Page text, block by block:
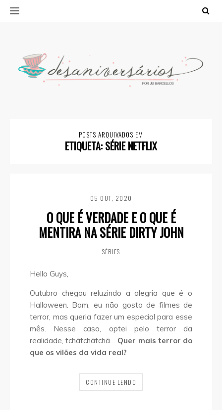
POSTS ARQUIVADOS EM
ETIQUETA: SÉRIE NETFLIX
05 OUT, 2020
O QUE É VERDADE E O QUE É
MENTIRA NA SÉRIE DIRTY JOHN
SÉRIES
Hello Guys,
Outubro chegou reluzindo a alegria que é o
Halloween. Bom, eu não gosto de filmes de
terror, mas queria fazer um especial para esse
mês. Nesse caso, optei pelo terror da
realidade, tchãtchãtchã… Quer mais terror do
que os vilões da vida real?
CONTINUE LENDO